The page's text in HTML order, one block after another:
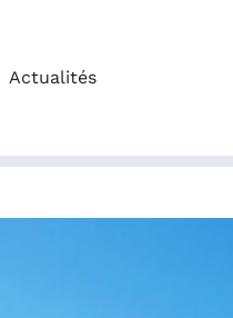
Actualités